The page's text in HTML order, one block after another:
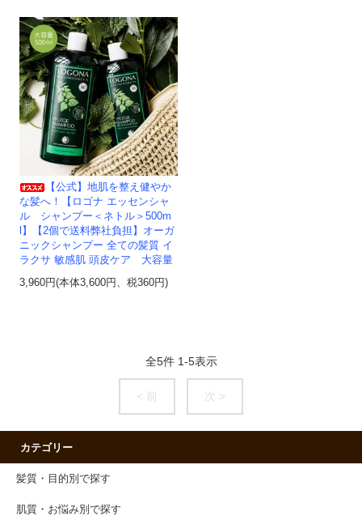
【公式】地肌を整え健やか
な髪へ！【ロゴナ エッセンシャ
ル シャンプー＜ネトル＞500m
l】【2個で送料弊社負担】オーガ
ニックシャンプー 全ての髪質 イ
ラクサ 敏感肌 頭皮ケア 大容量
3,960円(本体3,600円、税360円)
全5件 1-5表示
< 前 次 >
カテゴリー
髪質・目的別で探す
肌質・お悩み別で探す